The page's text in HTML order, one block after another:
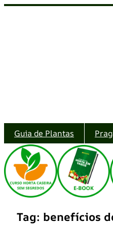
Guia de Plantas
Tag: benefícios